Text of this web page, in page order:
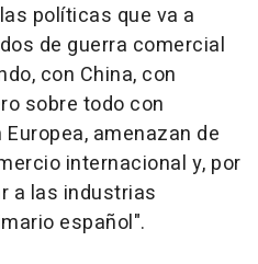
políticas que va a
de guerra comercial
con China, con
sobre todo con
amenazan de
internacional y, por
a las industrias
español".